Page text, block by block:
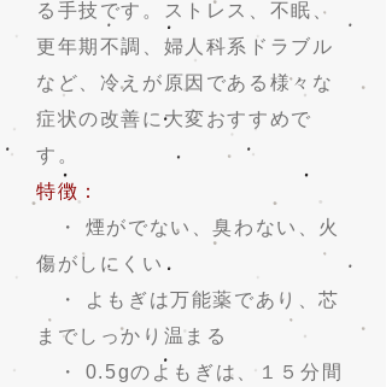
る手技です。ストレス、不眠、
更年期不調、婦人科系ドラブル
など、冷えが原因である様々な
症状の改善に大変おすすめで
す。
特徴：
・ 煙がでない、臭わない、火
傷がしにくい
・ よもぎは万能薬であり、芯
までしっかり温まる
・ 0.5gのよもぎは、１５分間